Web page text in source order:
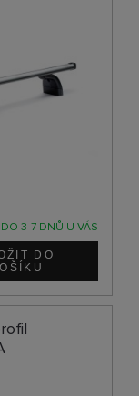
DO 3-7 DNŮ U VÁS